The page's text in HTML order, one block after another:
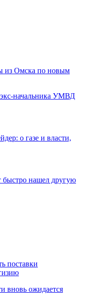
из Омска по новым
экс-начальника УМВД
о газе и власти,
нашел другую
поставки
вновь ожидается